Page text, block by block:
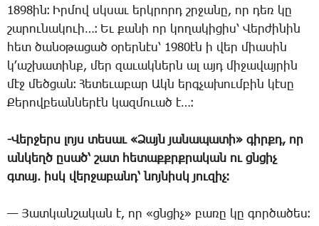
1898ին։ Իր­մով սկսաւ երկ­րորդ շրջա­նը, որ դեռ կը
շա­րու­նա­կո­ւի…։ Եւ քա­նի որ կո­ղա­կի­ցիս՝ ­Վեր­ժի­նին
հետ ծա­նօ­թա­ցած օ­րեր­նէս՝ 1980էն ի վեր միա­սին
կ­՚աշ­խա­տինք, մեր զա­ւակ­ներն ալ այդ մի­ջա­վայ­րին
մէջ մեծ­ցան։ ­Հե­տե­ւա­բար Ակն երգ­չա­խում­բին կէ­սը
­Քե­րով­բեան­նե­րէն կազ­մո­ւած է…։
-­Վեր­ջերս լոյս տե­սաւ «­Ձայն յա­նա­պա­տի» գիրքդ, որ
ան­կեղծ ը­սած՝ շատ հե­տաքքրք­րա­կան ու ցնցիչ
գտայ. իսկ վեր­ջա­բանդ՝ նոյ­նիսկ յու­զիչ։
— ­Յատ­կան­շա­կան է, որ «ցնցիչ» բա­ռը կը գոր­ծա­ծես։